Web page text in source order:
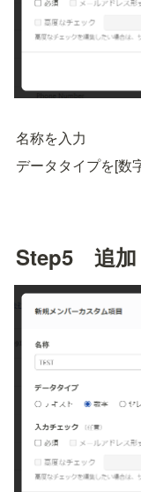
名称を入力
データタイプを[数
Step5　追加